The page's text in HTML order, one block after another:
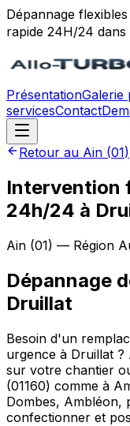
Dépannage
rapide 24H/24
PrésentationGalerie
servicesContact
Retour au Ain (01)
Intervention
24h/24 à
Ain (01) — Région
Dépannage
Druillat
Besoin d'un
urgence à Druillat
sur votre chantier
(01160) comme à
Dombes, Ambléon,
confectionner et